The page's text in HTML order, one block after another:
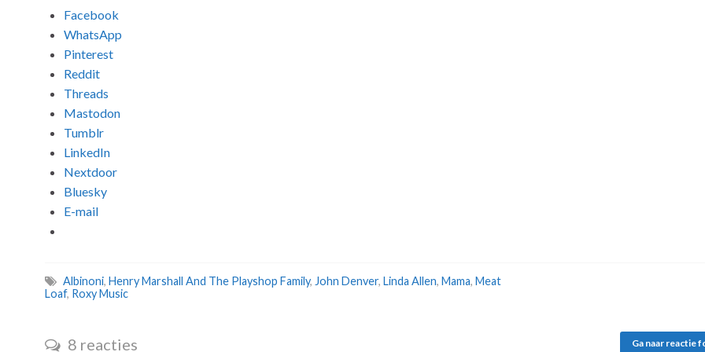
Facebook
WhatsApp
Pinterest
Reddit
Threads
Mastodon
Tumblr
LinkedIn
Nextdoor
Bluesky
E-mail
Albinoni, Henry Marshall And The Playshop Family, John Denver, Linda Allen, Mama, Meat
Loaf, Roxy Music
8 reacties Ga naar reactie